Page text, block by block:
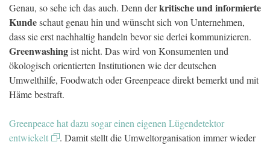
Genau, so sehe ich das auch. Denn derkritische und informierte
Kundeschaut genau hin und wünscht sich von Unternehmen,
dass sie erst nachhaltig handeln bevor sie derlei kommunizieren.
Greenwashingist nicht. Das wird von Konsumenten und
ökologisch orientierten Institutionen wie der deutschen
Umwelthilfe, Foodwatch oder Greenpeace direkt bemerkt und mit
Häme bestraft.
Greenpeace hat dazu sogar einen eigenen Lügendetektor
entwickelt
. Damit stellt die Umweltorganisation immer wieder